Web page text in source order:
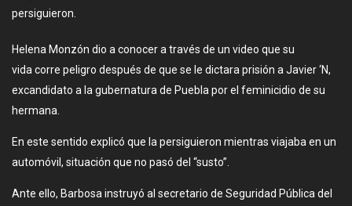
persiguieron.
Helena Monzón dio a conocer a través de un video que su
vida corre peligro después de que se le dictara prisión a Javier ‘N,
excandidato a la gubernatura de Puebla por el feminicidio de su
hermana.
En este sentido explicó que la persiguieron mientras viajaba en un
automóvil, situación que no pasó del “susto”.
Ante ello, Barbosa instruyó al secretario de Seguridad Pública del